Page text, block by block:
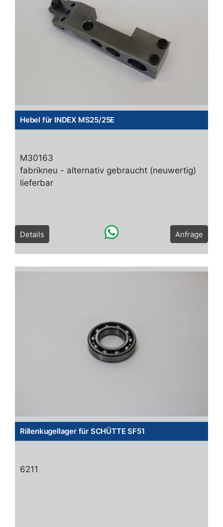
Hebel für INDEX MS25/25E
M30163
fabrikneu - alternativ gebraucht (neuwertig)
lieferbar
Details Anfrage
Rillenkugellager für SCHÜTTE SF51
6211